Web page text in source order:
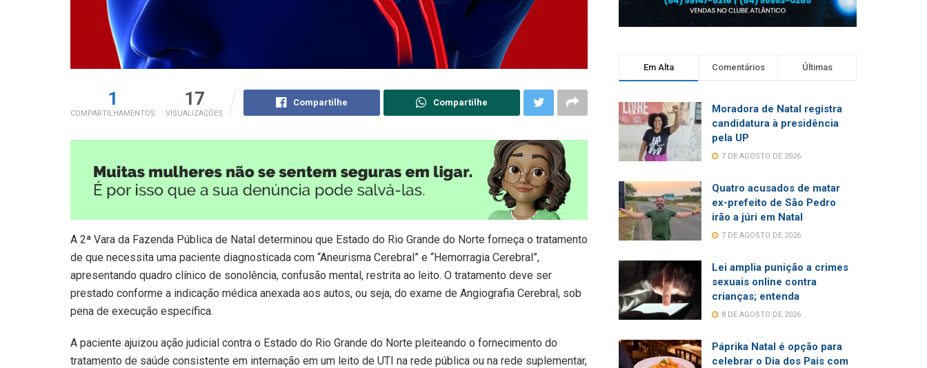
1
COMPARTILHAMENTOS
17
VISUALIZAÇÕES
Compartilhe Compartilhe
A 2ª Vara da Fazenda Pública de Natal determinou que Estado do Rio Grande do Norte forneça o tratamento
de que necessita uma paciente diagnosticada com “Aneurisma Cerebral” e “Hemorragia Cerebral”,
apresentando quadro clínico de sonolência, confusão mental, restrita ao leito. O tratamento deve ser
prestado conforme a indicação médica anexada aos autos, ou seja, do exame de Angiografia Cerebral, sob
pena de execução específica.
A paciente ajuizou ação judicial contra o Estado do Rio Grande do Norte pleiteando o fornecimento do
tratamento de saúde consistente em internação em um leito de UTI na rede pública ou na rede suplementar,
Em Alta Comentários Últimas
Moradora de Natal registra
candidatura à presidência
pela UP
7 DE AGOSTO DE 2026
Quatro acusados de matar
ex-prefeito de São Pedro
irão a júri em Natal
7 DE AGOSTO DE 2026
Lei amplia punição a crimes
sexuais online contra
crianças; entenda
8 DE AGOSTO DE 2026
Páprika Natal é opção para
celebrar o Dia dos Pais com